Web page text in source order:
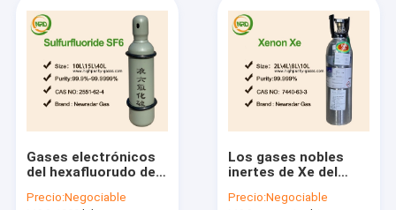
Gases electrónicos
del hexafluorudo del
Precio:Negociable
Los gases nobles
inertes de Xe del
completaron 8L -
Precio:Negociable